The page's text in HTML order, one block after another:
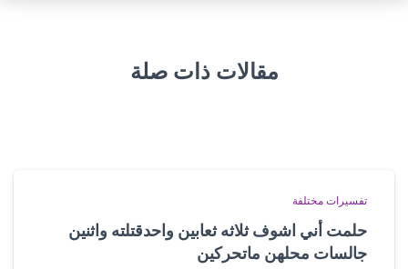
مقالات ذات صلة
تفسيرات مختلفة
حلمت أني اشوف ثلاثه ثعابين واحدقتلته واثنين
جالسات محلهن ماتحركين